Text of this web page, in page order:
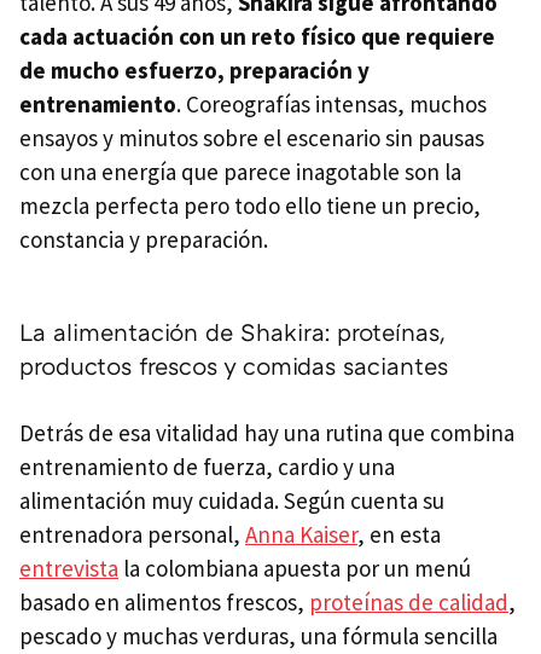
cada actuación con un reto físico que requiere
de mucho esfuerzo, preparación y
entrenamiento. Coreografías intensas, muchos
ensayos y minutos sobre el escenario sin pausas
con una energía que parece inagotable son la
mezcla perfecta pero todo ello tiene un precio,
constancia y preparación.
La alimentación de Shakira: proteínas,
productos frescos y comidas saciantes
Detrás de esa vitalidad hay una rutina que combina
entrenamiento de fuerza, cardio y una
alimentación muy cuidada. Según cuenta su
entrenadora personal, Anna Kaiser, en esta
entrevista la colombiana apuesta por un menú
basado en alimentos frescos, proteínas de calidad,
pescado y muchas verduras, una fórmula sencilla